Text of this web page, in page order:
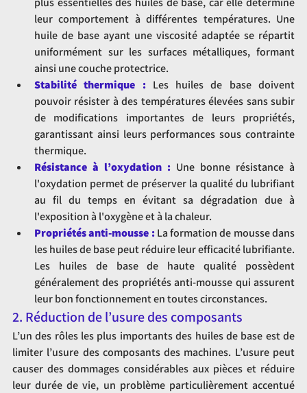
leur comportement à différentes températures. Une
huile de base ayant une viscosité adaptée se répartit
uniformément sur les surfaces métalliques, formant
ainsi une couche protectrice.
Stabilité thermique : Les huiles de base doivent
pouvoir résister à des températures élevées sans subir
de modifications importantes de leurs propriétés,
garantissant ainsi leurs performances sous contrainte
thermique.
Résistance à l’oxydation : Une bonne résistance à
l'oxydation permet de préserver la qualité du lubrifiant
au fil du temps en évitant sa dégradation due à
l'exposition à l'oxygène et à la chaleur.
Propriétés anti-mousse : La formation de mousse dans
les huiles de base peut réduire leur efficacité lubrifiante.
Les huiles de base de haute qualité possèdent
généralement des propriétés anti-mousse qui assurent
leur bon fonctionnement en toutes circonstances.
2. Réduction de l’usure des composants
L’un des rôles les plus importants des huiles de base est de
limiter l’usure des composants des machines. L’usure peut
causer des dommages considérables aux pièces et réduire
leur durée de vie, un problème particulièrement accentué